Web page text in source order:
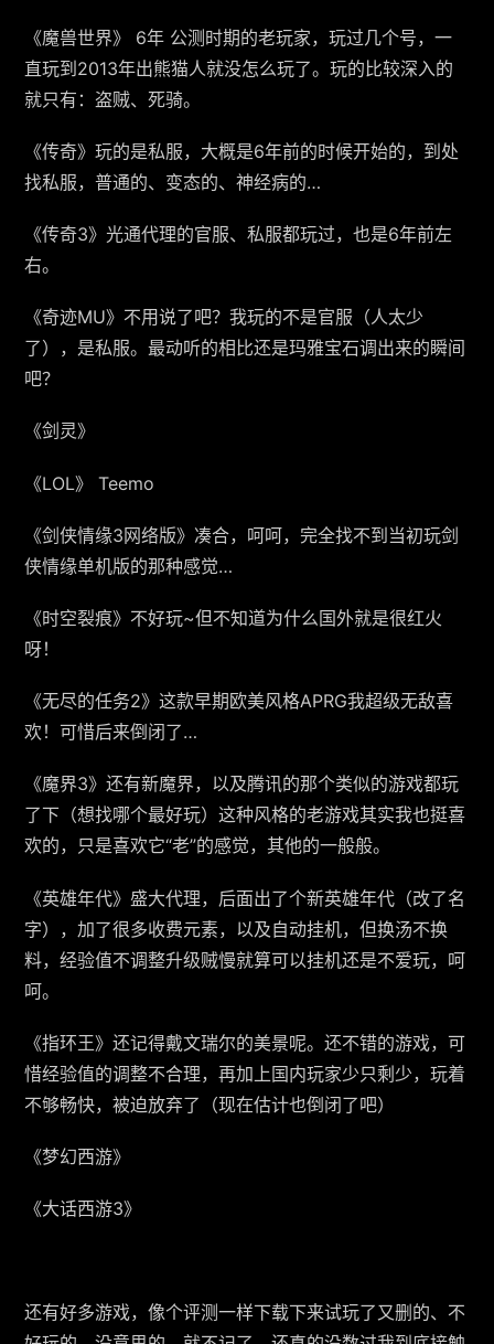
《魔兽世界》 6年 公测时期的老玩家，玩过几个号，一
直玩到2013年出熊猫人就没怎么玩了。玩的比较深入的
就只有：盗贼、死骑。
《传奇》玩的是私服，大概是6年前的时候开始的，到处
找私服，普通的、变态的、神经病的…
《传奇3》光通代理的官服、私服都玩过，也是6年前左
右。
《奇迹MU》不用说了吧？我玩的不是官服（人太少
了），是私服。最动听的相比还是玛雅宝石调出来的瞬间
吧？
《剑灵》
《LOL》 Teemo
《剑侠情缘3网络版》凑合，呵呵，完全找不到当初玩剑
侠情缘单机版的那种感觉…
《时空裂痕》不好玩~但不知道为什么国外就是很红火
呀！
《无尽的任务2》这款早期欧美风格APRG我超级无敌喜
欢！可惜后来倒闭了…
《魔界3》还有新魔界，以及腾讯的那个类似的游戏都玩
了下（想找哪个最好玩）这种风格的老游戏其实我也挺喜
欢的，只是喜欢它“老”的感觉，其他的一般般。
《英雄年代》盛大代理，后面出了个新英雄年代（改了名
字），加了很多收费元素，以及自动挂机，但换汤不换
料，经验值不调整升级贼慢就算可以挂机还是不爱玩，呵
呵。
《指环王》还记得戴文瑞尔的美景呢。还不错的游戏，可
惜经验值的调整不合理，再加上国内玩家少只剩少，玩着
不够畅快，被迫放弃了（现在估计也倒闭了吧）
《梦幻西游》
《大话西游3》
还有好多游戏，像个评测一样下载下来试玩了又删的、不